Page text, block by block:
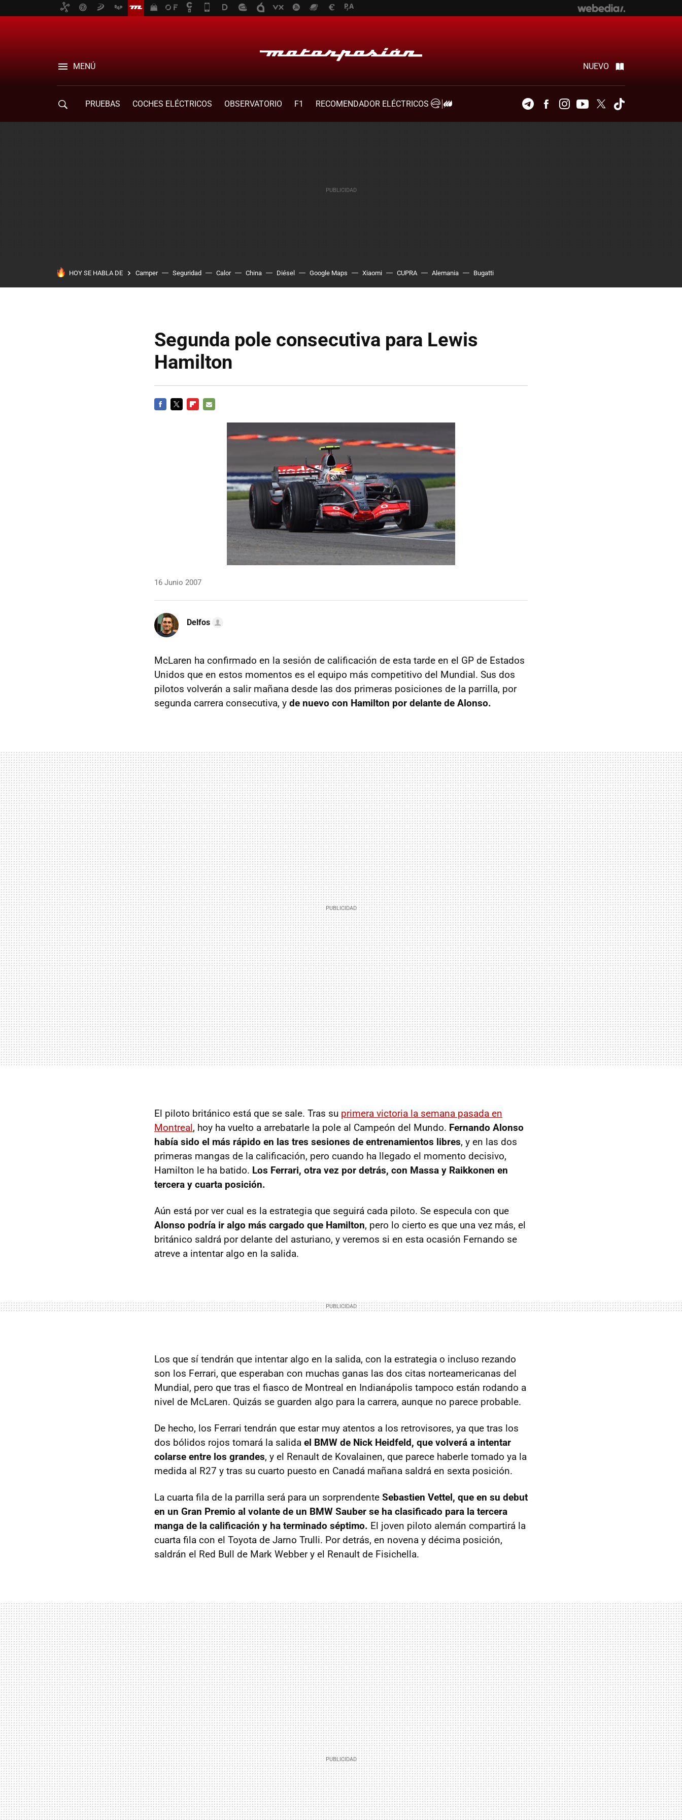
MENÚ NUEVO
PRUEBAS COCHES ELÉCTRICOS OBSERVATORIO F1
RECOMENDADOR ELÉCTRICOS
TelegramFacebookInstagramYoutubeTwitter
HOY SE HABLA DE Camper Seguridad Calor China Diésel Google Maps Xiaomi CUPRA Alemania Bugatti
Segunda pole consecutiva para Lewis
Hamilton
16 Junio 2007
Delfos
McLaren ha confirmado en la sesión de calificación de esta tarde en el GP de Estados
Unidos que en estos momentos es el equipo más competitivo del Mundial. Sus dos
pilotos volverán a salir mañana desde las dos primeras posiciones de la parrilla, por
segunda carrera consecutiva, y de nuevo con Hamilton por delante de Alonso.
El piloto británico está que se sale. Tras su primera victoria la semana pasada en
Montreal, hoy ha vuelto a arrebatarle la pole al Campeón del Mundo. Fernando Alonso
había sido el más rápido en las tres sesiones de entrenamientos libres, y en las dos
primeras mangas de la calificación, pero cuando ha llegado el momento decisivo,
Hamilton le ha batido. Los Ferrari, otra vez por detrás, con Massa y Raikkonen en
tercera y cuarta posición.
Aún está por ver cual es la estrategia que seguirá cada piloto. Se especula con que
Alonso podría ir algo más cargado que Hamilton, pero lo cierto es que una vez más, el
británico saldrá por delante del asturiano, y veremos si en esta ocasión Fernando se
atreve a intentar algo en la salida.
Los que sí tendrán que intentar algo en la salida, con la estrategia o incluso rezando
son los Ferrari, que esperaban con muchas ganas las dos citas norteamericanas del
Mundial, pero que tras el fiasco de Montreal en Indianápolis tampoco están rodando a
nivel de McLaren. Quizás se guarden algo para la carrera, aunque no parece probable.
De hecho, los Ferrari tendrán que estar muy atentos a los retrovisores, ya que tras los
dos bólidos rojos tomará la salida el BMW de Nick Heidfeld, que volverá a intentar
colarse entre los grandes, y el Renault de Kovalainen, que parece haberle tomado ya la
medida al R27 y tras su cuarto puesto en Canadá mañana saldrá en sexta posición.
La cuarta fila de la parrilla será para un sorprendente Sebastien Vettel, que en su debut
en un Gran Premio al volante de un BMW Sauber se ha clasificado para la tercera
manga de la calificación y ha terminado séptimo. El joven piloto alemán compartirá la
cuarta fila con el Toyota de Jarno Trulli. Por detrás, en novena y décima posición,
saldrán el Red Bull de Mark Webber y el Renault de Fisichella.